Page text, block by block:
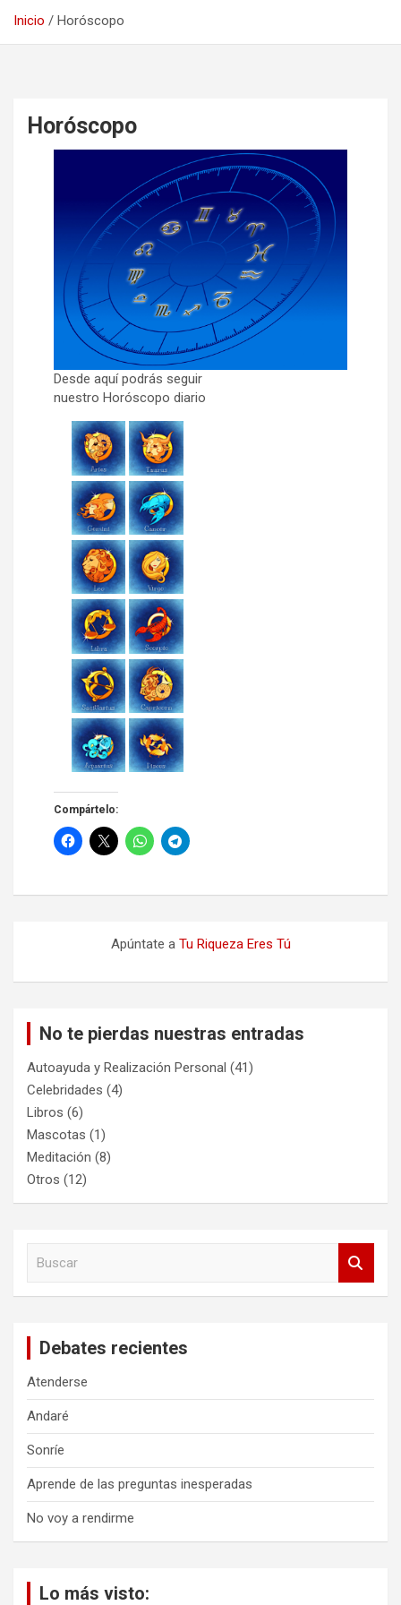
Inicio Horóscopo
Horóscopo
Desde aquí podrás seguir
nuestro Horóscopo diario
Compártelo:
Apúntate a Tu Riqueza Eres Tú
No te pierdas nuestras entradas
Autoayuda y Realización Personal (41)
Celebridades (4)
Libros (6)
Mascotas (1)
Meditación (8)
Otros (12)
Debates recientes
Atenderse
Andaré
Sonríe
Aprende de las preguntas inesperadas
No voy a rendirme
Lo más visto: